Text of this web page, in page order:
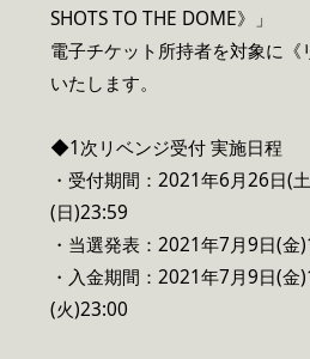
SHOTS TO THE DOME》」
電子チケット所持者を対象に
いたします。
◆1次リベンジ受付 実施日程
・受付期間：2021年6月26日(
(日)23:59
・当選発表：2021年7月9日(金
・入金期間：2021年7月9日(
(火)23:00